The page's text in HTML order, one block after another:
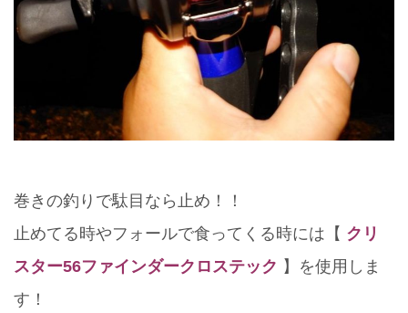
巻きの釣りで駄目なら止め！！
止めてる時やフォールで食ってくる時には【 クリ
スター56ファインダークロステック 】を使用しま
す！